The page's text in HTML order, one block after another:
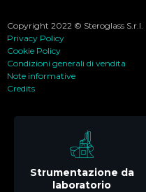
Copyright 2022 © Steroglass S.r.l.
Privacy Policy
Cookie Policy
Condizioni generali di vendita
Note informative
Credits
Strumentazione da
laboratorio